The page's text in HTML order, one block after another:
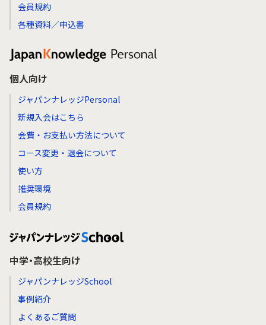
会員規約
各種資料／申込書
個人向け
ジャパンナレッジPersonal
新規入会はこちら
会費・お支払い方法について
コース変更・退会について
使い方
推奨環境
会員規約
中学・高校生向け
ジャパンナレッジSchool
事例紹介
よくあるご質問